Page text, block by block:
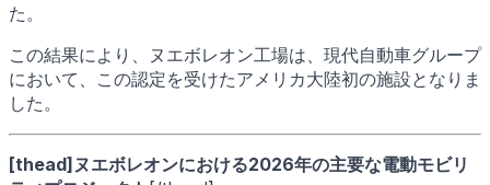
た。
この結果により、ヌエボレオン工場は、現代自動車グループ
において、この認定を受けたアメリカ大陸初の施設となりま
した。
[thead]ヌエボレオンにおける2026年の主要な電動モビリ